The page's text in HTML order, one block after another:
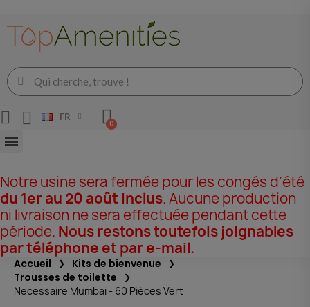
FR
Notre usine sera fermée pour les congés d’été
du 1er au 20 août inclus. Aucune production
ni livraison ne sera effectuée pendant cette
période. Nous restons toutefois joignables
par téléphone et par e-mail.
Accueil
Kits de bienvenue
Trousses de toilette
Necessaire Mumbai - 60 Pièces Vert